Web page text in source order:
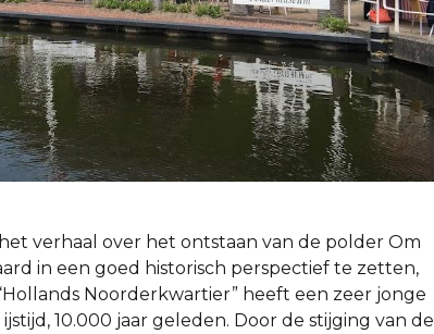
verhaal over het​ ​ontstaan​ ​van​ ​de​ ​polder​ Om​
​in​ ​een​ ​goed​ ​historisch​ ​perspectief te​ ​zetten,​
​Noorderkwartier” heeft​ ​een​ ​zeer​ ​jonge​
​10.000​ ​jaar geleden.​ ​Door​ ​de​ ​stijging​ ​van​ ​de​